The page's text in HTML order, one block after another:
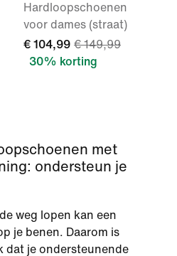
Hardloopschoenen
voor dames (straat)
€ 104,99 € 149,99
30% korting
met
ondersteun je
weg lopen kan een
je benen. Daarom is
dat je ondersteunende